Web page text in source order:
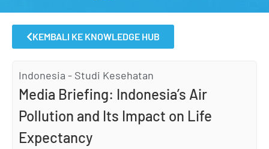
KEMBALI KE KNOWLEDGE HUB
Indonesia - Studi Kesehatan
Media Briefing: Indonesia’s Air
Pollution and Its Impact on Life
Expectancy